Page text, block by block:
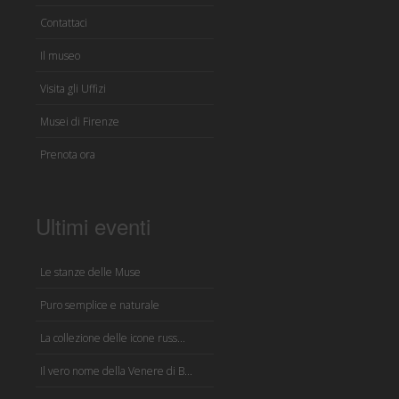
Contattaci
Il museo
Visita gli Uffizi
Musei di Firenze
Prenota ora
Ultimi eventi
Le stanze delle Muse
Puro semplice e naturale
La collezione delle icone russ...
Il vero nome della Venere di B...